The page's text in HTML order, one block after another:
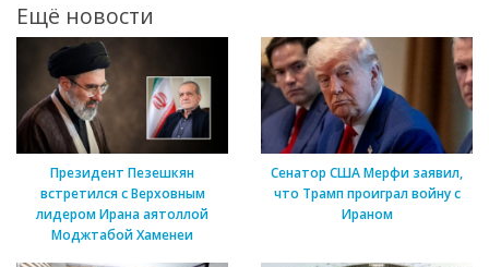
Ещё новости
Президент Пезешкян
встретился с Верховным
лидером Ирана аятоллой
Моджтабой Хаменеи
Сенатор США Мерфи заявил,
что Трамп проиграл войну с
Ираном